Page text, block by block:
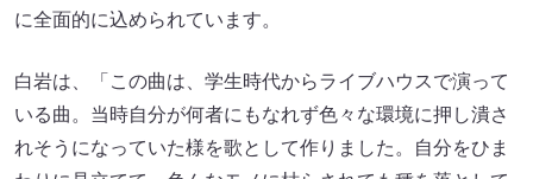
に全面的に込められています。
白岩は、「この曲は、学生時代からライブハウスで演って
いる曲。当時自分が何者にもなれず色々な環境に押し潰さ
れそうになっていた様を歌として作りました。自分をひま